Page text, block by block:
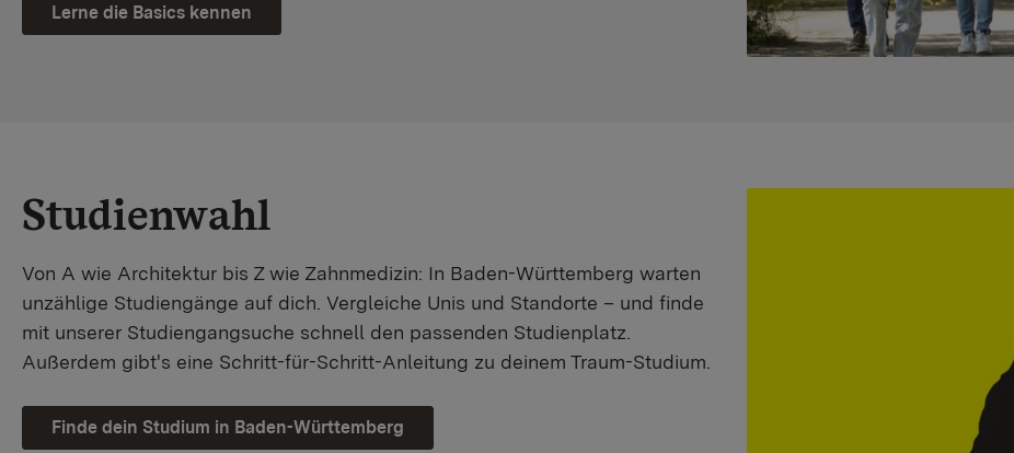
Lerne die Basics kennen
Studienwahl
Von A wie Architektur bis Z wie Zahnmedizin: In Baden-Württemberg warten
unzählige Studiengänge auf dich. Vergleiche Unis und Standorte – und finde
mit unserer Studiengangsuche schnell den passenden Studienplatz.
Außerdem gibt's eine Schritt-für-Schritt-Anleitung zu deinem Traum-Studium.
Finde dein Studium in Baden-Württemberg